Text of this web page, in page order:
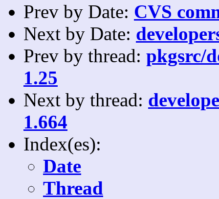
Prev by Date: CVS
Next by Date:
Prev by thread: pkgsrc/
1.25
Next by thread:
1.664
Index(es):
Date
Thread